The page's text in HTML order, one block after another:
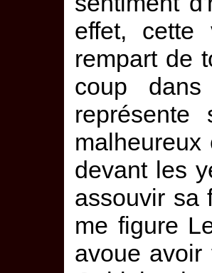
effet, cette
rempart de
coup
devant les
assouvir sa
me figure
avoue avoir